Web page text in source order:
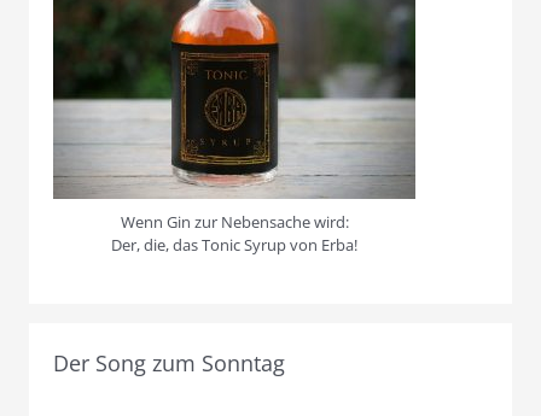
Wenn Gin zur Nebensache wird:
Der, die, das Tonic Syrup von Erba!
Der Song zum Sonntag